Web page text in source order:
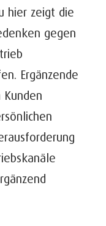
hier zeigt die
gegen
Ergänzende